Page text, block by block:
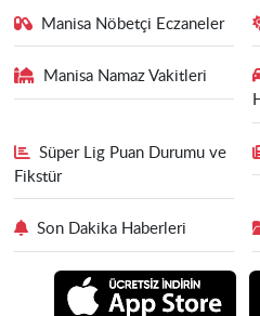
Manisa Nöbetçi Eczaneler
Manisa Namaz Vakitleri
Süper Lig Puan Durumu ve
Fikstür
Son Dakika Haberleri